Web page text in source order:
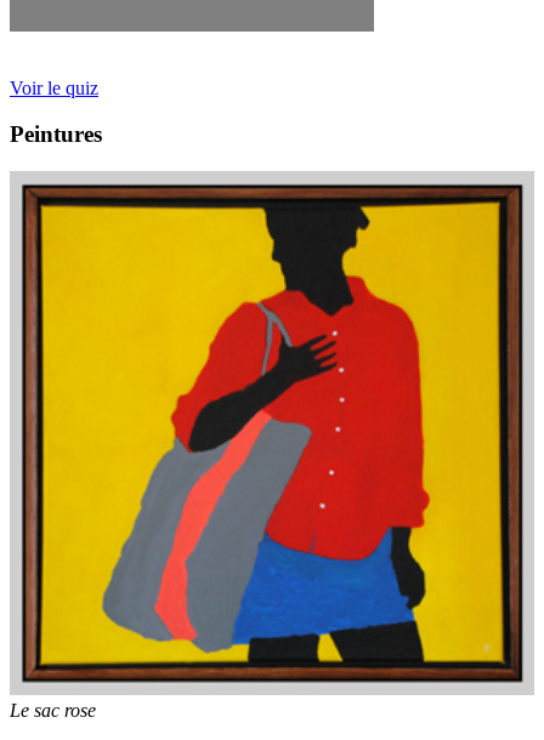
Voir le quiz
Peintures
Le sac rose